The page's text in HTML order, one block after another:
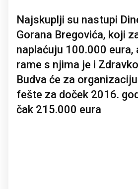
Najskuplji su nastupi
Gorana Bregovića, koji
naplaćuju 100.000 eura,
rame s njima je i
Budva će za
fešte za doček 2016.
čak 215.000 eura